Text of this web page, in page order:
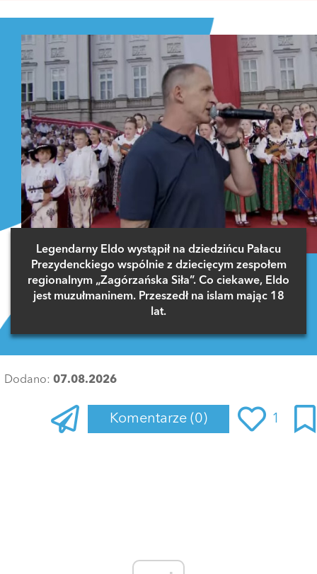
Legendarny Eldo wystąpił na dziedzińcu Pałacu
Prezydenckiego wspólnie z dziecięcym zespołem
regionalnym „Zagórzańska Siła”. Co ciekawe, Eldo
jest muzułmaninem. Przeszedł na islam mając 18
lat.
Dodano: 07.08.2026
Komentarze (0) 1